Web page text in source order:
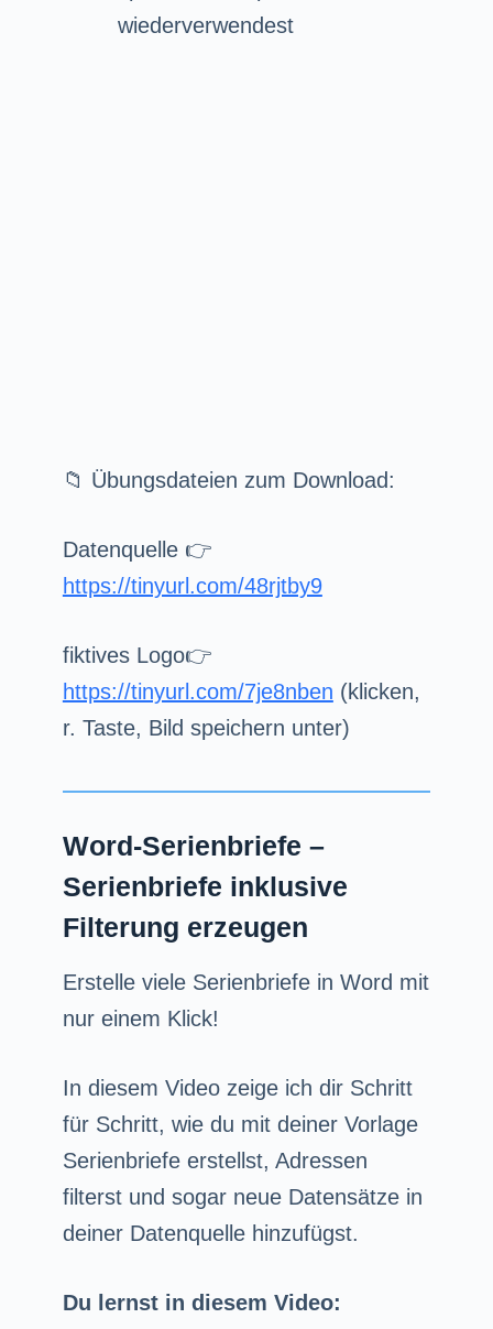
wiederverwendest
📁 Übungsdateien zum Download:
Datenquelle 👉
https://tinyurl.com/48rjtby9
fiktives Logo👉
https://tinyurl.com/7je8nben (klicken,
r. Taste, Bild speichern unter)
Word-Serienbriefe –
Serienbriefe inklusive
Filterung erzeugen
Erstelle viele Serienbriefe in Word mit
nur einem Klick!
In diesem Video zeige ich dir Schritt
für Schritt, wie du mit deiner Vorlage
Serienbriefe erstellst, Adressen
filterst und sogar neue Datensätze in
deiner Datenquelle hinzufügst.
Du lernst in diesem Video: